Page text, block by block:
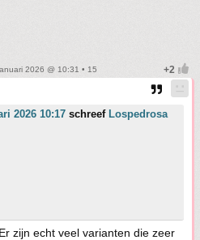
2026 @ 10:31 • 15
2026 10:17 schreef Lospedrosa
zijn echt veel varianten die zeer